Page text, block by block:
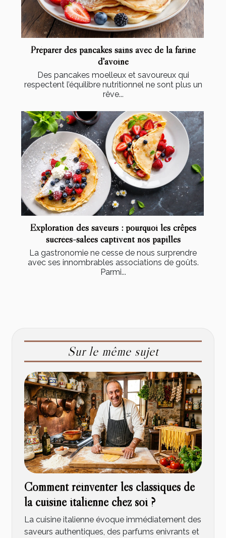
Préparer des pancakes sains avec de la farine
d'avoine
Des pancakes moelleux et savoureux qui
respectent l’équilibre nutritionnel ne sont plus un
rêve...
Exploration des saveurs : pourquoi les crêpes
sucrées-salées captivent nos papilles
La gastronomie ne cesse de nous surprendre
avec ses innombrables associations de goûts.
Parmi...
Sur le même sujet
Comment réinventer les classiques de
la cuisine italienne chez soi ?
La cuisine italienne évoque immédiatement des
saveurs authentiques, des parfums enivrants et